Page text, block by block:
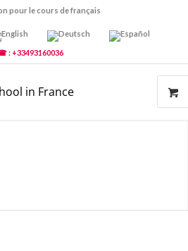
pour le cours de français
: +33493160036